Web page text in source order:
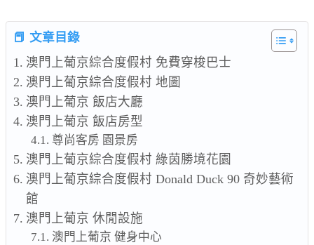
📕 文章目錄
澳門上葡京綜合度假村 免費穿梭巴士
澳門上葡京綜合度假村 地圖
澳門上葡京 飯店大廳
澳門上葡京 飯店房型
尊尚客房 園景房
澳門上葡京綜合度假村 綠茵勝境花園
澳門上葡京綜合度假村 Donald Duck 90 奇妙藝術
館
澳門上葡京 休閒設施
澳門上葡京 健身中心